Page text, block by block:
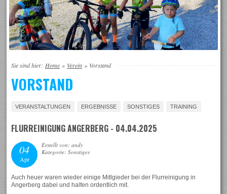
Sie sind hier: Home » Verein » Vorstand
VORSTAND
VERANSTALTUNGEN ERGEBNISSE SONSTIGES TRAINING
FLURREINIGUNG ANGERBERG - 04.04.2025
04
Apr
Erstellt von: andy
Kategorie: Sonstiges
Auch heuer waren wieder einige Mitlgieder bei der Flurreinigung in
Angerberg dabei und halfen ordentlich mit.